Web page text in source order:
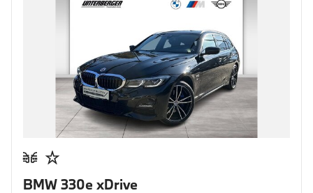
BMW 330e xDrive